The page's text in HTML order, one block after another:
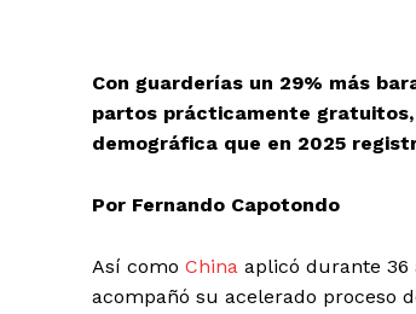
Con guarderías un 29% más
partos prácticamente
demográfica que en 2025
Por Fernando Capotondo
Así como China aplicó durante 36
acompañó su acelerado proceso